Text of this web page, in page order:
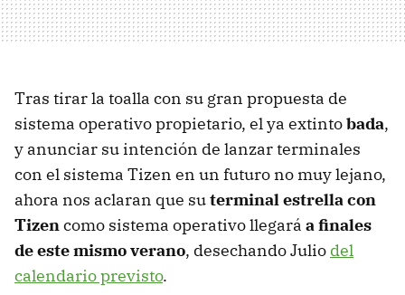
Tras tirar la toalla con su gran propuesta de
sistema operativo propietario, el ya extintobada,
y anunciar su intención de lanzar terminales
con el sistema Tizen en un futuro no muy lejano,
ahora nos aclaran que suterminal estrella con
Tizencomo sistema operativo llegará a finales
de este mismo verano, desechando Julio del
calendario previsto.